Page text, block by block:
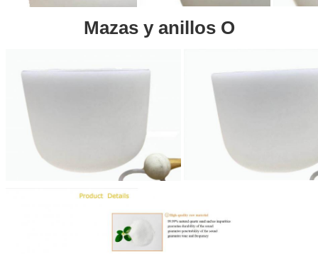
Mazas y anillos O